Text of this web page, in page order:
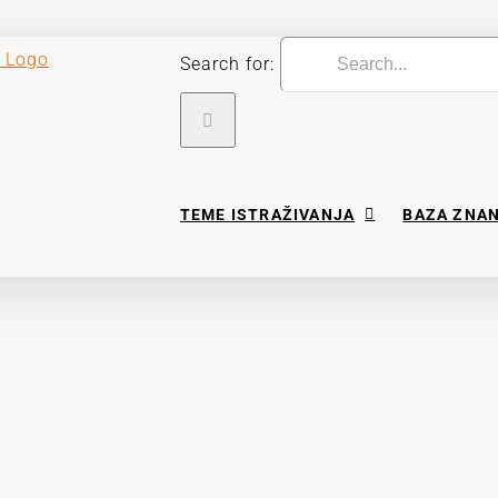
Search for:
TEME ISTRAŽIVANJA BAZA